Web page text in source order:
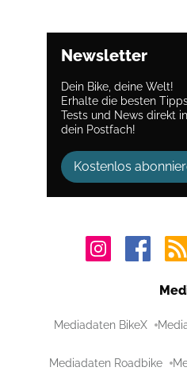
Newsletter
Dein Bike, deine Welt!
Erhalte die besten
Tests und News direkt in
dein Postfach!
Kostenlos
Mediadaten BikeX
Mediadaten Roadbike